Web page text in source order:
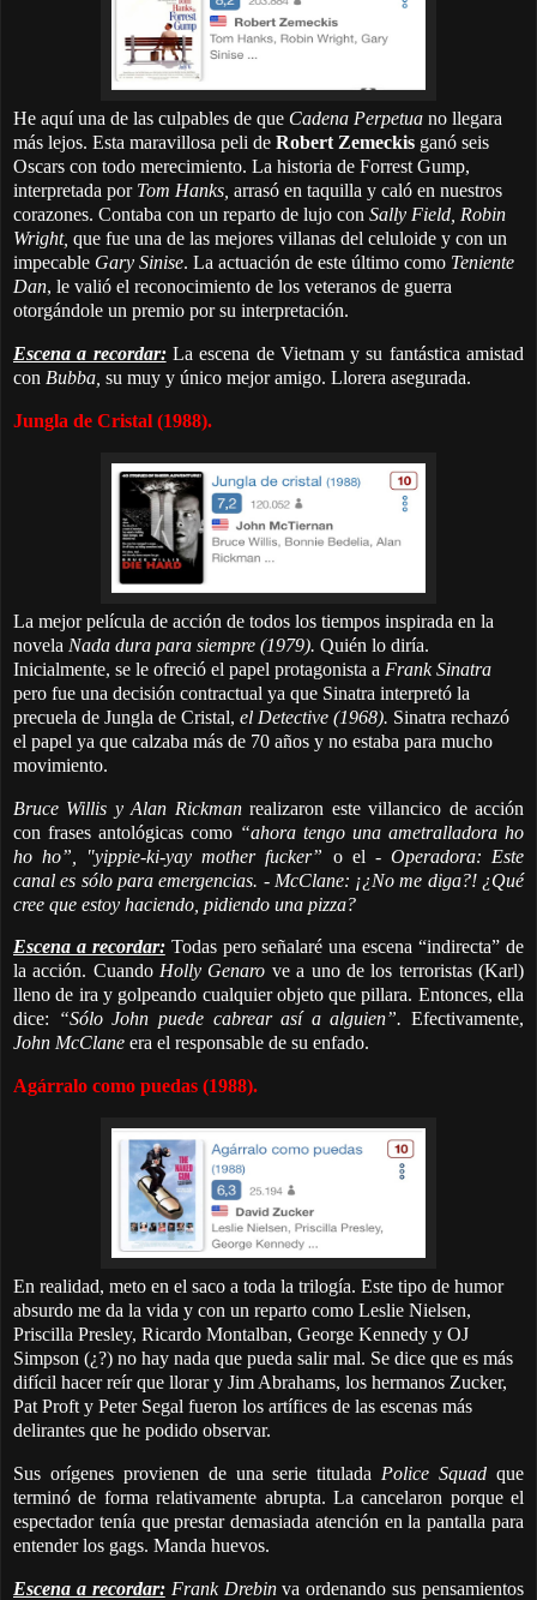
He aquí una de las culpables de que Cadena Perpetua no llegara
más lejos. Esta maravillosa peli de Robert Zemeckis ganó seis
Oscars con todo merecimiento. La historia de Forrest Gump,
interpretada por Tom Hanks, arrasó en taquilla y caló en nuestros
corazones. Contaba con un reparto de lujo con Sally Field, Robin
Wright, que fue una de las mejores villanas del celuloide y con un
impecable Gary Sinise. La actuación de este último como Teniente
Dan, le valió el reconocimiento de los veteranos de guerra
otorgándole un premio por su interpretación.
Escena a recordar: La escena de Vietnam y su fantástica amistad
con Bubba, su muy y único mejor amigo. Llorera asegurada.
Jungla de Cristal (1988).
La mejor película de acción de todos los tiempos inspirada en la
novela Nada dura para siempre (1979). Quién lo diría.
Inicialmente, se le ofreció el papel protagonista a Frank Sinatra
pero fue una decisión contractual ya que Sinatra interpretó la
precuela de Jungla de Cristal, el Detective (1968). Sinatra rechazó
el papel ya que calzaba más de 70 años y no estaba para mucho
movimiento.
Bruce Willis y Alan Rickmanrealizaron este villancico de acción
con frases antológicas como “ahora tengo una ametralladora ho
ho ho”, "yippie-ki-yay mother fucker” o el - Operadora: Este
canal es sólo para emergencias. - McClane: ¡¿No me diga?! ¿Qué
cree que estoy haciendo, pidiendo una pizza?
Escena a recordar:Todas pero señalaré una escena “indirecta” de
la acción. CuandoHolly Genaro ve a uno de los terroristas (Karl)
lleno de ira y golpeando cualquier objeto que pillara. Entonces, ella
dice:
“Sólo John puede cabrear así a alguien”. Efectivamente,
John McClane era el responsable de su enfado.
Agárralo como puedas (1988).
En realidad, meto en el saco a toda la trilogía. Este tipo de humor
absurdo me da la vida y con un reparto como Leslie Nielsen,
Priscilla Presley, Ricardo Montalban, George Kennedy y OJ
Simpson (¿?) no hay nada que pueda salir mal. Se dice que es más
difícil hacer reír que llorar y Jim Abrahams, los hermanos Zucker,
Pat Proft y Peter Segal fueron los artífices de las escenas más
delirantes que he podido observar.
Sus orígenes provienen de una serie titulada Police Squad que
terminó de forma relativamente abrupta. La cancelaron porque el
espectador tenía que prestar demasiada atención en la pantalla para
entender los gags. Manda huevos.
Escena a recordar: Frank Drebinva ordenando sus pensamientos